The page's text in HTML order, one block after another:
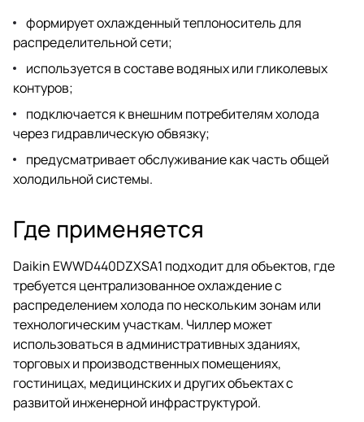
формирует охлажденный теплоноситель для
распределительной сети;
используется в составе водяных или гликолевых
контуров;
подключается к внешним потребителям холода
через гидравлическую обвязку;
предусматривает обслуживание как часть общей
холодильной системы.
Где применяется
Daikin EWWD440DZXSA1 подходит для объектов, где
требуется централизованное охлаждение с
распределением холода по нескольким зонам или
технологическим участкам. Чиллер может
использоваться в административных зданиях,
торговых и производственных помещениях,
гостиницах, медицинских и других объектах с
развитой инженерной инфраструктурой.